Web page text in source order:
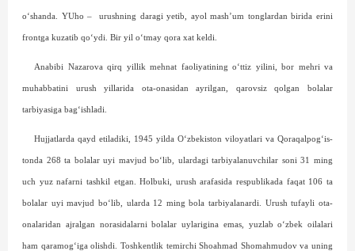
o‘shanda. YUho – urushning daragi yetib, ayol mash’um tonglardan birida erini
frontga kuzatib qo‘ydi. Bir yil o‘tmay qora xat keldi.
Anabibi Nazarova qirq yillik mehnat faoliyatining o‘ttiz yilini, bor mehri va
muhabbatini urush yillarida ota-onasidan ayrilgan, qarovsiz qolgan bolalar
tarbiyasiga bag‘ishladi.
Hujjatlarda qayd etiladiki, 1945 yilda O‘zbekiston viloyatlari va Qoraqalpog‘is­
tonda 268 ta bolalar uyi mavjud bo‘lib, ulardagi tarbiyalanuvchilar soni 31 ming
uch yuz nafarni tashkil etgan. Holbuki, urush arafasida respublikada faqat 106 ta
bolalar uyi mavjud bo‘lib, ularda 12 ming bola tarbiyalanardi. Urush tufayli ota-
onalaridan ajralgan norasidalarni bolalar uylarigina emas, yuzlab o‘zbek oilalari
ham qaramog‘iga olishdi. Toshkentlik temirchi Shoahmad Shomahmudov va uning